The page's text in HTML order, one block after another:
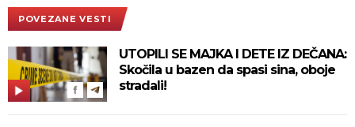
POVEZANE VESTI
UTOPILI SE MAJKA I DETE IZ DEČANA:
Skočila u bazen da spasi sina, oboje
stradali!